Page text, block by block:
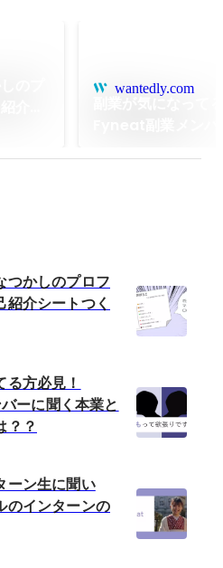
wantedly.com
つかしのプロフ
紹介シートつく
方必見！
ーに聞く本業と
？？
ーン生に聞い
のインターンの